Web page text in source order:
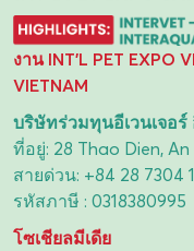
งาน INT'L PET EXPO
VIETNAM
บริษัทร่วมทุนอีเวนเจอ
ที่อยู่: 28 Thao Dien,
สายด่วน: +84 28 7304
รหัสภาษี : 0318380995
โซเชียลมีเดีย